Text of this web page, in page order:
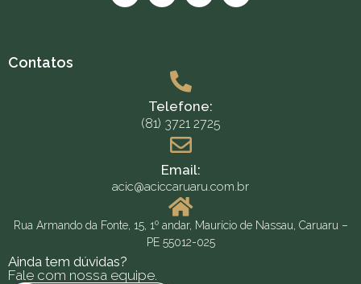
Contatos
Telefone:
(81) 3721 2725
Email:
acic@aciccaruaru.com.br
Rua Armando da Fonte, 15, 1º andar, Maurício de Nassau, Caruaru –
PE 55012-025
Ainda tem dúvidas?
Fale com nossa equipe.